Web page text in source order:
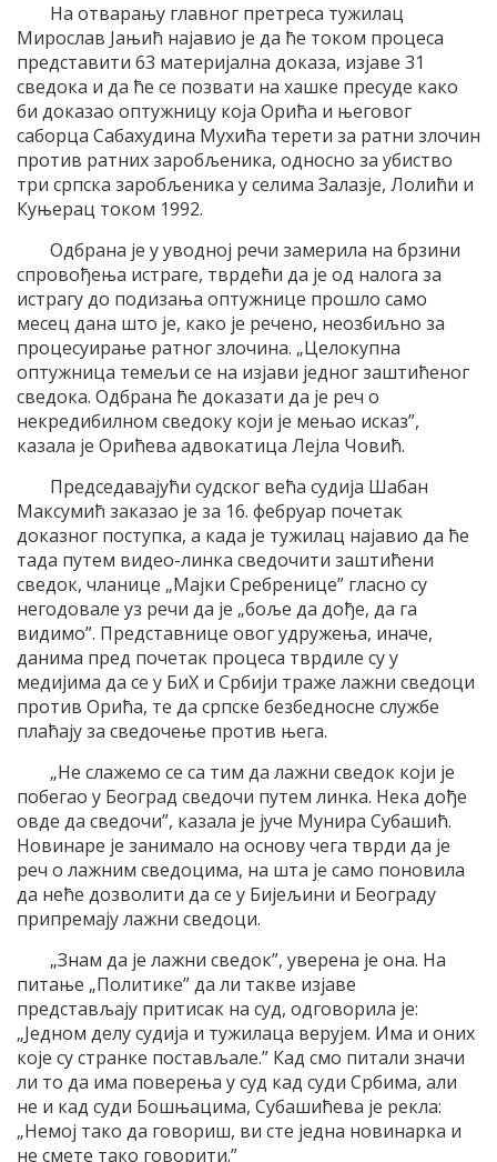
На отварању главног претреса тужилац
Мирослав Јањић најавио је да ће током процеса
представити 63 материјална доказа, изјаве 31
сведока и да ће се позвати на хашке пресуде како
би доказао оптужницу која Орића и његовог
саборца Сабахудина Мухића терети за ратни злочин
против ратних заробљеника, односно за убиство
три српска заробљеника у селима Залазје, Лолићи и
Куњерац током 1992.
Одбрана је у уводној речи замерила на брзини
спровођења истраге, тврдећи да је од налога за
истрагу до подизања оптужнице прошло само
месец дана што је, како је речено, неозбиљно за
процесуирање ратног злочина. „Целокупна
оптужница темељи се на изјави једног заштићеног
сведока. Одбрана ће доказати да је реч о
некредибилном сведоку који је мењао исказ”,
казала је Орићева адвокатица Лејла Човић.
Председавајући судског већа судија Шабан
Максумић заказао је за 16. фебруар почетак
доказног поступка, а када је тужилац најавио да ће
тада путем видео-линка сведочити заштићени
сведок, чланице „Мајки Сребренице” гласно су
негодовале уз речи да је „боље да дође, да га
видимо”. Представнице овог удружења, иначе,
данима пред почетак процеса тврдиле су у
медијима да се у БиХ и Србији траже лажни сведоци
против Орића, те да српске безбедносне службе
плаћају за сведочење против њега.
„Не слажемо се са тим да лажни сведок који је
побегао у Београд сведочи путем линка. Нека дође
овде да сведочи”, казала је јуче Мунира Субашић.
Новинаре је занимало на основу чега тврди да је
реч о лажним сведоцима, на шта је само поновила
да неће дозволити да се у Бијељини и Београду
припремају лажни сведоци.
„Знам да је лажни сведок”, уверена је она. На
питање „Политике” да ли такве изјаве
представљају притисак на суд, одговорила је:
„Једном делу судија и тужилаца верујем. Има и оних
које су странке постављале.” Кад смо питали значи
ли то да има поверења у суд кад суди Србима, али
не и кад суди Бошњацима, Субашићева је рекла:
„Немој тако да говориш, ви сте једна новинарка и
не смете тако говорити.”